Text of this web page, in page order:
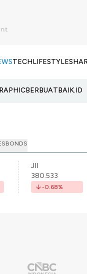
TECHLIFESTYLE
BERBUATBAIK.ID
BONDS
JII
380.533
-0.68%